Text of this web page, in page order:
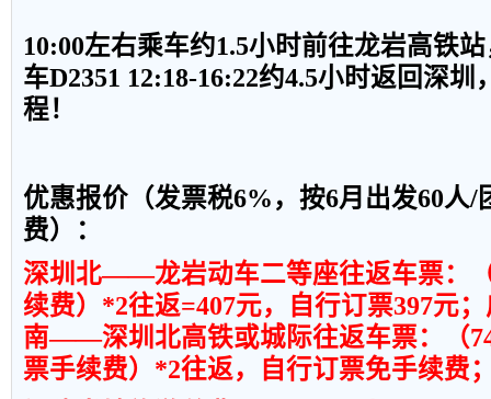
10:00左右乘车约1.5小时前往龙岩高铁
车D2351 12:18-16:22约4.5小时返回深圳
程！
优惠报价（发票税6% ，按6月出发60人/
费）：
深圳北——龙岩动车二等座往返车票：
续费） *2往返=407元，自行订票397元
南——深圳北高铁或城际往返车票：（
票手续费） *2往返，自行订票免手续费